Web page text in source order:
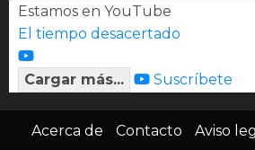
Estamos en YouTube
El tiempo desacertado
Cargar más... Suscríbete
Acerca de Contacto Aviso